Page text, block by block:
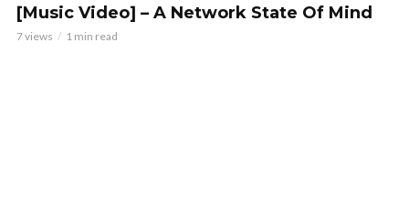
[Music Video] – A Network State Of Mind
7 views 1 min read